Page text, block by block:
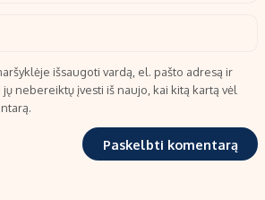
išsaugoti vardą, el. pašto adresą ir
nebereiktų įvesti iš naujo, kai kitą kartą vėl